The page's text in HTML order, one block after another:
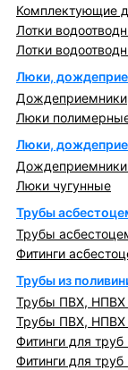
Комплектующие
Лотки
Лотки
Люки,
Люки
Люки,
Люки чугунные
Трубы
Трубы
Фитинги
Трубы из
Трубы ПВХ, НПВХ
Трубы ПВХ, НПВХ
Фитинги для
Фитинги для